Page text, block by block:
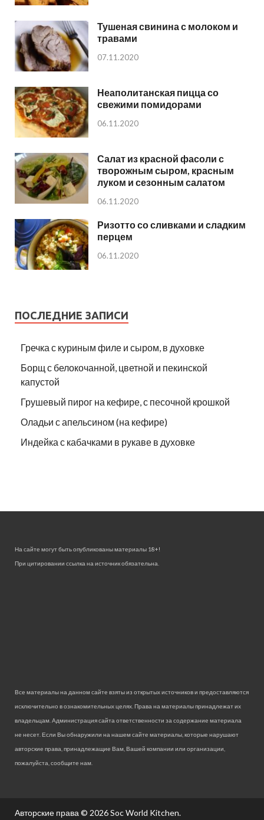
Тушеная свинина с молоком и
травами
07.11.2020
Неаполитанская пицца со
свежими помидорами
06.11.2020
Салат из красной фасоли с
творожным сыром, красным
луком и сезонным салатом
06.11.2020
Ризотто со сливками и сладким
перцем
06.11.2020
ПОСЛЕДНИЕ ЗАПИСИ
Гречка с куриным филе и сыром, в духовке
Борщ с белокочанной, цветной и пекинской
капустой
Грушевый пирог на кефире, с песочной крошкой
Оладьи с апельсином (на кефире)
Индейка с кабачками в рукаве в духовке
На сайте могут быть опубликованы материалы 18+!
При цитировании ссылка на источник обязательна.
Все материалы на данном сайте взяты из открытых источников и предоставляются
исключительно в ознакомительных целях. Права на материалы принадлежат их
владельцам. Администрация сайта ответственности за содержание материала
не несет. Если Вы обнаружили на нашем сайте материалы, которые нарушают
авторские права, принадлежащие Вам, Вашей компании или организации,
пожалуйста, сообщите нам.
Авторские права © 2026Soc World Kitchen.